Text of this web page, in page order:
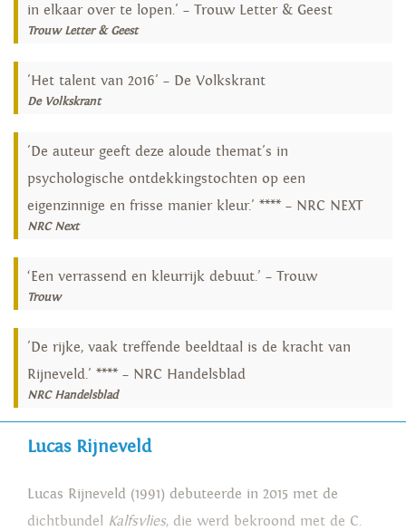
in elkaar over te lopen.' – Trouw Letter & Geest
Trouw Letter & Geest
'Het talent van 2016' – De Volkskrant
De Volkskrant
'De auteur geeft deze aloude themat's in
psychologische ontdekkingstochten op een
eigenzinnige en frisse manier kleur.' **** – NRC NEXT
NRC Next
‘Een verrassend en kleurrijk debuut.’ – Trouw
Trouw
'De rijke, vaak treffende beeldtaal is de kracht van
Rijneveld.' **** – NRC Handelsblad
NRC Handelsblad
Lucas Rijneveld
Lucas Rijneveld (1991) debuteerde in 2015 met de
dichtbundel Kalfsvlies, die werd bekroond met de C.